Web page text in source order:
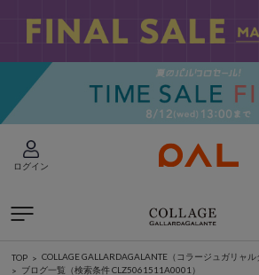
ログイン
TOP
COLLAGE GALLARDAGALANTE（コラージュガリャル
ブログ一覧 （検索条件 CLZ5061511A0001）